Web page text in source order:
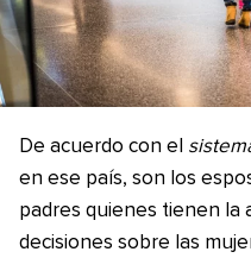
De acuerdo con el
en ese país, son los
padres quienes tienen la
decisiones sobre las